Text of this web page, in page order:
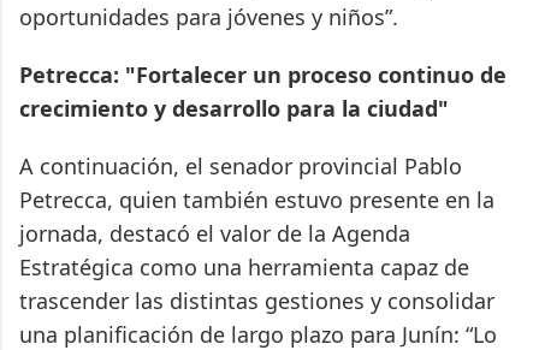
oportunidades para jóvenes y niños”.
Petrecca: "Fortalecer un proceso continuo de
crecimiento y desarrollo para la ciudad"
A continuación, el senador provincial Pablo
Petrecca, quien también estuvo presente en la
jornada, destacó el valor de la Agenda
Estratégica como una herramienta capaz de
trascender las distintas gestiones y consolidar
una planificación de largo plazo para Junín: “Lo